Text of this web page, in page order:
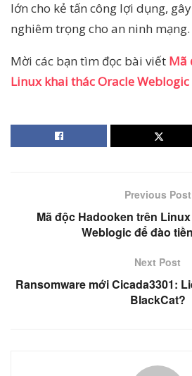
lớn cho kẻ tấn công lợi dụng,
nghiêm trọng cho an ninh mạng.
Mời các bạn tìm đọc bài viết Mã
Linux khai thác Oracle
Previous Post
Mã độc Hadooken trên
Weblogic để đào
Next Post
Ransomware mới Cicada3301:
BlackCat?